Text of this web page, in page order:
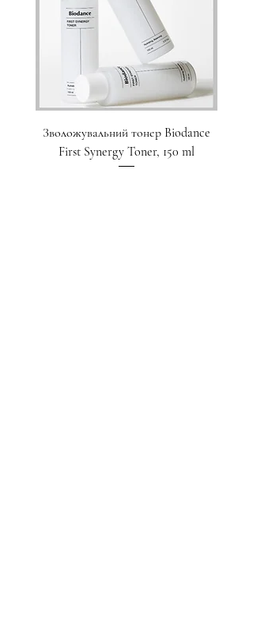
Зволожувальний тонер Biodance
First Synergy Toner, 150 ml